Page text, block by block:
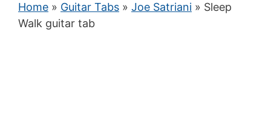
Home » Guitar Tabs » Joe Satriani » Sleep
Walk guitar tab